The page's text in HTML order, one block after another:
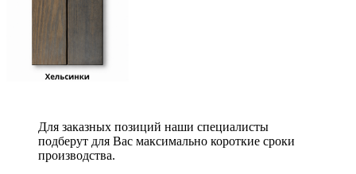
Для заказных позиций наши специалисты
подберут для Вас максимально короткие сроки
производства.